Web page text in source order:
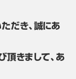
だき、誠にあ
頂きまして、あ